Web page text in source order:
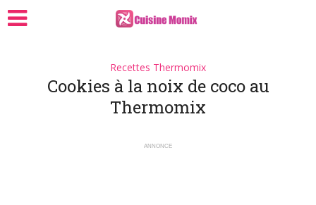
Recettes Thermomix
Cookies à la noix de coco au
Thermomix
ANNONCE